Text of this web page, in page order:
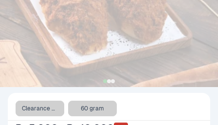
Clearance Sale 60 gram